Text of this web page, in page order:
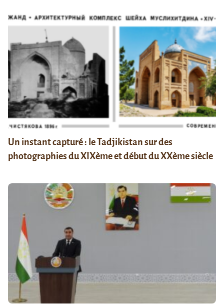
Un instant capturé : le Tadjikistan sur des
photographies du XIXème et début du XXème siècle